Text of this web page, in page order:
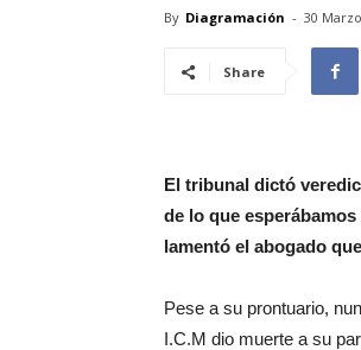
By Diagramación - 30
Share
El tribunal dictó
de lo que
lamentó el abogado
Pese a su prontuario,
I.C.M dio muerte a su